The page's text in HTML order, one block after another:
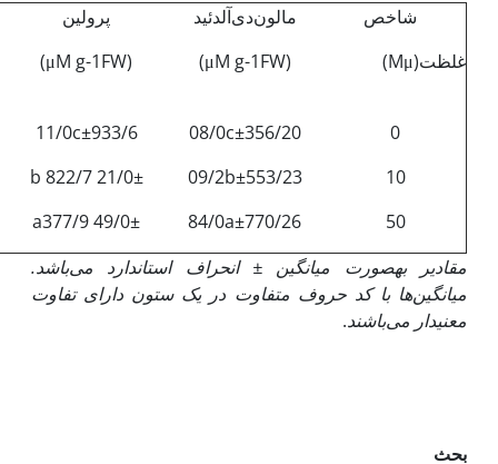
شاخص
غلظت(Mμ)
مالون‌دی‌آلدئید
(μM g-1FW)
پرولین
(μM g-1FW)
0
08/0c±356/20
11/0c±933/6
10
09/2b±553/23
21/0± b 822/7
50
84/0a±770/26
49/0± a377/9
مقادیر به‏صورت میانگین ± انحراف استاندارد می‌باشد.
میانگین‌ها با کد حروف متفاوت در یک ستون دارای تفاوت
معنی‏دار می‌باشند.
بحث